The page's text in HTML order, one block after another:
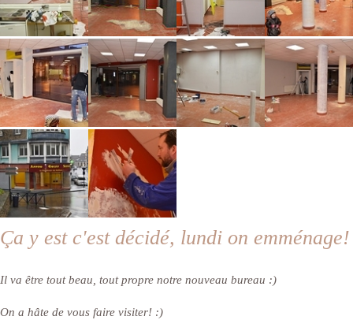
Ça y est c'est décidé, lundi on emménage!
Il va être tout beau, tout propre notre nouveau bureau :)
On a hâte de vous faire visiter! :)